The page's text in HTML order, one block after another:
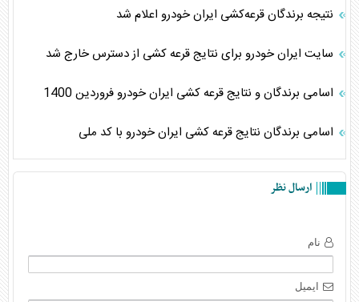
نتیجه برندگان قرعه‌کشی ایران خودرو اعلام شد
سایت ایران خودرو برای نتایج قرعه کشی از دسترس خارج شد
اسامی برندگان و نتایج قرعه کشی ایران خودرو فروردین 1400
اسامی برندگان نتایج قرعه کشی ایران خودرو با کد ملی
ارسال نظر
نام
ایمیل